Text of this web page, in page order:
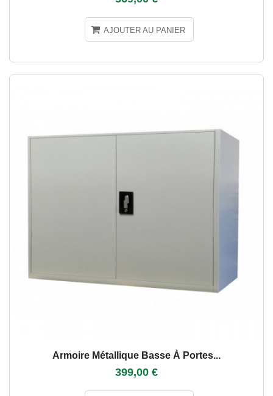
AJOUTER AU PANIER
Armoire Métallique Basse À Portes...
399,00 €